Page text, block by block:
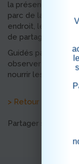
la présence des
parc de la
endroit, leur
de partage avec
Guidés par Marie,
observer et, pour
nourrir les
> Retour aux
Partager sur les